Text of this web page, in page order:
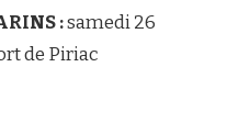
:samedi 26
de Piriac